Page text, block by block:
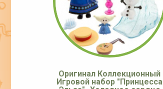
Оригинал Коллекционный
Игровой набор "Принцесса